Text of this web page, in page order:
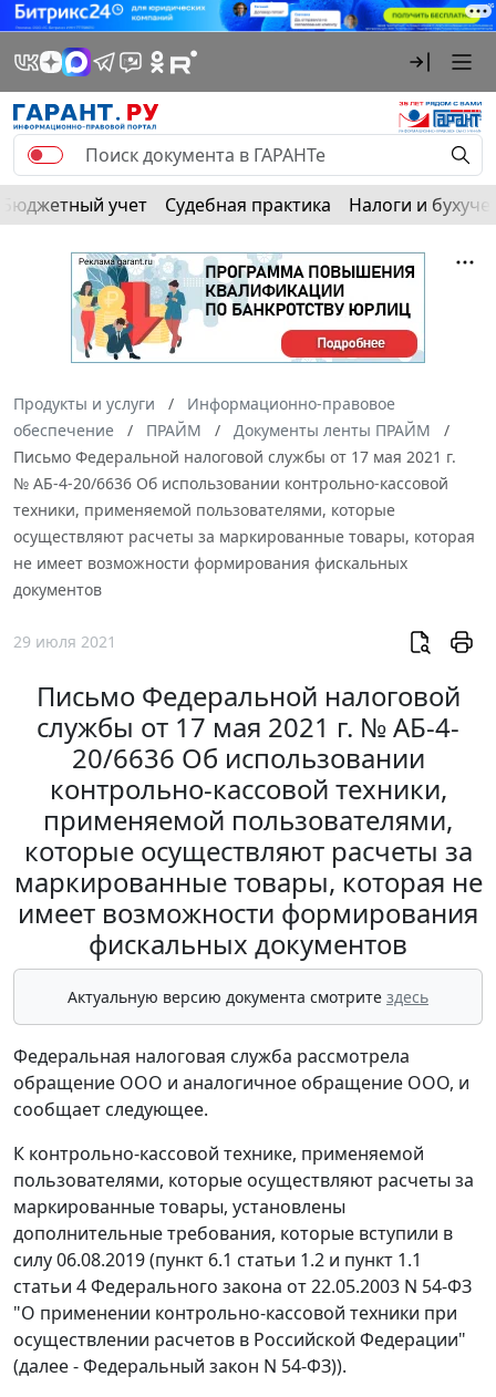
Бюджетный учет Судебная практика Налоги и
Продукты и услуги
Информационно-правовое
обеспечение
ПРАЙМ
Документы ленты ПРАЙМ
Письмо Федеральной налоговой службы от 17 мая 2021 г.
№ АБ-4-20/6636 Об использовании контрольно-кассовой
техники, применяемой пользователями, которые
осуществляют расчеты за маркированные товары, которая
не имеет возможности формирования фискальных
документов
29 июля 2021
Письмо Федеральной налоговой
службы от 17 мая 2021 г. № АБ-4-
20/6636 Об использовании
контрольно-кассовой техники,
применяемой пользователями,
которые осуществляют расчеты за
маркированные товары, которая не
имеет возможности формирования
фискальных документов
Актуальную версию документа смотрите здесь
Федеральная налоговая служба рассмотрела
обращение ООО и аналогичное обращение ООО, и
сообщает следующее.
К контрольно-кассовой технике, применяемой
пользователями, которые осуществляют расчеты за
маркированные товары, установлены
дополнительные требования, которые вступили в
силу 06.08.2019 (пункт 6.1 статьи 1.2 и пункт 1.1
статьи 4 Федерального закона от 22.05.2003 N 54-ФЗ
"О применении контрольно-кассовой техники при
осуществлении расчетов в Российской Федерации"
(далее - Федеральный закон N 54-ФЗ)).